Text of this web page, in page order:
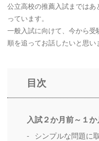
公立高校の推薦入試までは
っています。
一般入試に向けて、今から
順を追ってお話したいと思い
目次
入試２か月前～１
シンプルな問題に